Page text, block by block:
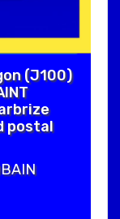
(J100)
postal